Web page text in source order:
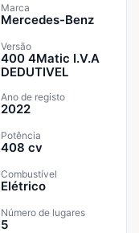
Marca
Mercedes-Benz
Versão
400 4Matic I.V.A
DEDUTIVEL
Ano de registo
2022
Potência
408 cv
Combustível
Elétrico
Número de lugares
5